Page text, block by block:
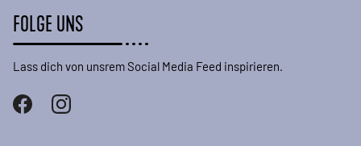
FOLGE UNS
Lass dich von unsrem Social Media Feed inspirieren.